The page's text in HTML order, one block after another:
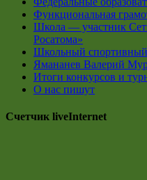
Функциональная
Школа — участник
Росатома»
Школьный
Ямананев Валерий
Итоги конкурсов и
О нас пишут
Счетчик liveInternet